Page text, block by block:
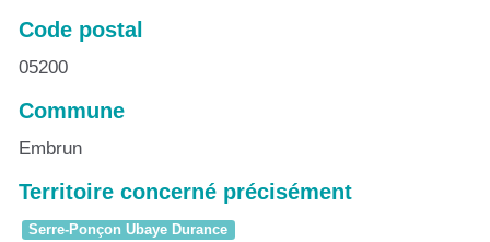
Code postal
05200
Commune
Embrun
Territoire concerné précisément
Serre-Ponçon Ubaye Durance